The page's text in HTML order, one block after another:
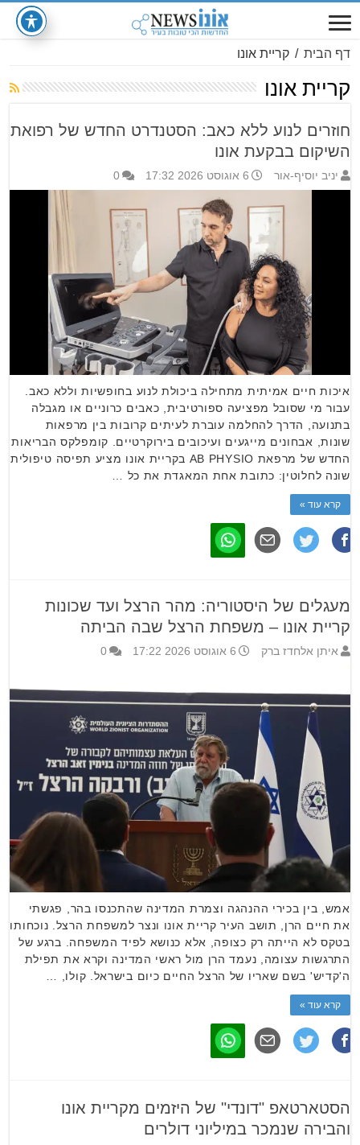
דף הבית / קריית אונו
קריית אונו
חוזרים לנוע ללא כאב: הסטנדרט החדש של רפואת
השיקום בבקעת אונו
יניב יוסיף-אור 6 אוגוסט 2026 17:32 0
איכות חיים אמיתית מתחילה ביכולת לנוע בחופשיות וללא כאב.
עבור מי שסובל מפציעה ספורטיבית, כאבים כרוניים או מגבלה
בתנועה, הדרך להחלמה עוברת לעיתים קרובות בין מרפאות
שונות, אבחונים מייגעים ועיכובים בירוקרטיים. קומפלקס הבריאות
החדש של מרפאת AB PHYSIO בקריית אונו מציע תפיסה טיפולית
שונה לחלוטין: כתובת אחת המאגדת את כל …
קרא עוד »
מעגלים של היסטוריה: מהר הרצל ועד שכונות
קריית אונו – משפחת הרצל שבה הביתה
איתן אלחדז ברק 6 אוגוסט 2026 17:22 0
אמש, בין בכירי ההנהגה וצמרת המדינה שהתכנסו בהר, פגשתי
את חיים הרן, תושב העיר קריית אונו ונצר למשפחת הרצל. נוכחותו
בטקס לא הייתה רק כצופה, אלא כנושא לפיד המשפחה. ברגע של
התרגשות עצומה, נעמד הרן מול ראשי המדינה וקרא את תפילת
ה'קדיש' בשם שאריו של הרצל החיים כיום בישראל. קולו, …
קרא עוד »
הסטארטאפ "דונדי" של היזמים מקריית אונו
והבירה שנמכר במיליוני דולרים